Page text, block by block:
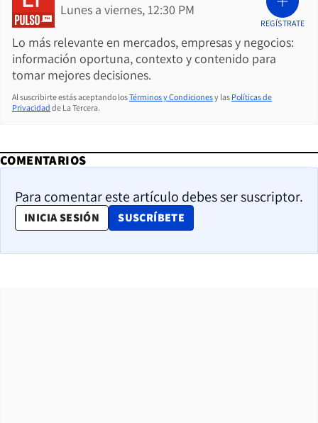
Lunes a viernes, 12:30 PM
Lo más relevante en mercados, empresas y negocios:
información oportuna, contexto y contenido para
tomar mejores decisiones.
REGÍSTRATE
Al suscribirte estás aceptando losTérminos y Condicionesy las Políticas de
Privacidad de La Tercera.
COMENTARIOS
Para comentar este artículo debes ser suscriptor.
INICIA SESIÓN SUSCRÍBETE
OPENS IN NEW WINDOW